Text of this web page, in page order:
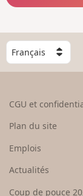
C
h
o
e
u
CGU et
Plan du site
Emplois
Actualités
Coup de pouce